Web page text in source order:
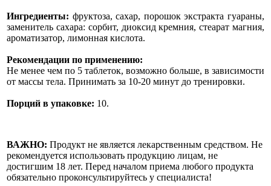
Ингредиенты: фруктоза, сахар, порошок экстракта гуараны,
заменитель сахара: сорбит, диоксид кремния, стеарат магния,
ароматизатор, лимонная кислота.
Рекомендации по применению:
Не менее чем по 5 таблеток, возможно больше, в зависимости
от массы тела. Принимать за 10-20 минут до тренировки.
Порций в упаковке: 10.
ВАЖНО: Продукт не является лекарственным средством. Не
рекомендуется использовать продукцию лицам, не
достигшим 18 лет. Перед началом приема любого продукта
обязательно проконсультируйтесь у специалиста!